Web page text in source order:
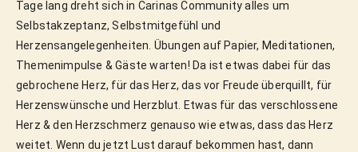
Tage lang dreht sich in Carinas Community alles um
Selbstakzeptanz, Selbstmitgefühl und
Herzensangelegenheiten. Übungen auf Papier, Meditationen,
Themenimpulse & Gäste warten! Da ist etwas dabei für das
gebrochene Herz, für das Herz, das vor Freude überquillt, für
Herzenswünsche und Herzblut. Etwas für das verschlossene
Herz & den Herzschmerz genauso wie etwas, dass das Herz
weitet. Wenn du jetzt Lust darauf bekommen hast, dann